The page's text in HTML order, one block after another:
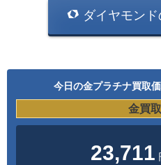
ダイヤモン
今日の金プラチナ買取
金買
23,711